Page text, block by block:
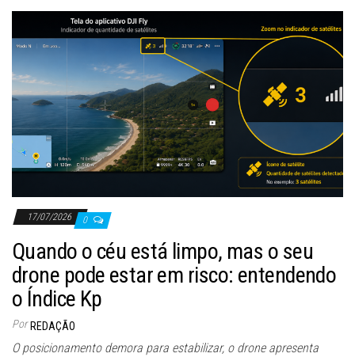
17/07/2026 0
Quando o céu está limpo, mas o seu
drone pode estar em risco: entendendo
o Índice Kp
Por REDAÇÃO
O posicionamento demora para estabilizar, o drone apresenta